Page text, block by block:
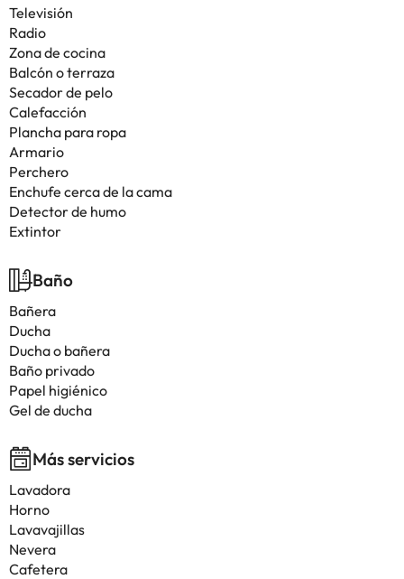
Televisión
Radio
Zona de cocina
Balcón o terraza
Secador de pelo
Calefacción
Plancha para ropa
Armario
Perchero
Enchufe cerca de la cama
Detector de humo
Extintor
Baño
Bañera
Ducha
Ducha o bañera
Baño privado
Papel higiénico
Gel de ducha
Más servicios
Lavadora
Horno
Lavavajillas
Nevera
Cafetera